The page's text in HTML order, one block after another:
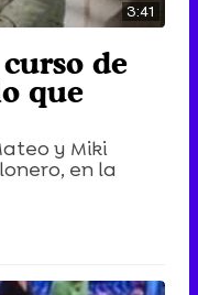
3:41
de
que
y Miki
en la